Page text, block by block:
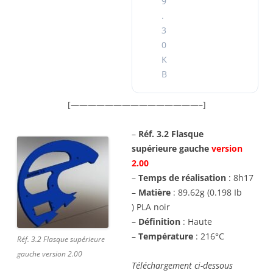
.
3
0
K
B
[———————————————–]
Réf. 3.2 Flasque supérieure
gauche version 2.00
– Réf. 3.2 Flasque
supérieure gauche version
2.00
– Temps de réalisation : 8h17
– Matière : 89.62g (0.198 Ib
) PLA noir
– Définition : Haute
– Température : 216°C
Téléchargement ci-dessous